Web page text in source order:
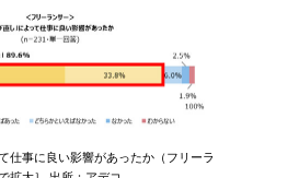
仕事に良い影響があったか（フリーラ